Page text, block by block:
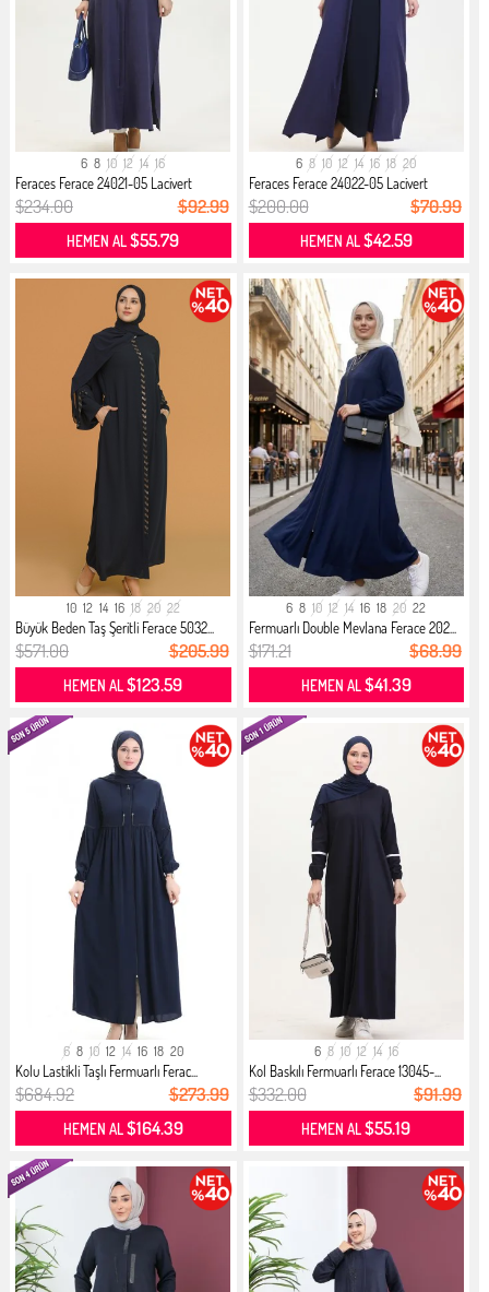
6 8 10 12 14 16
Feraces Ferace 24021-05 Lacivert
$234.00 $92.99
HEMEN AL$55.79
6 8 10 12 14 16 18 20
Feraces Ferace 24022-05 Lacivert
$200.00 $70.99
HEMEN AL$42.59
10 12 14 16 18 20 22
Büyük Beden Taş Şeritli Ferace 5032...
$571.00 $205.99
HEMEN AL$123.59
6 8 10 12 14 16 18 20 22
Fermuarlı Double Mevlana Ferace 202...
$171.21 $68.99
HEMEN AL$41.39
6 8 10 12 14 16 18 20
Kolu Lastikli Taşlı Fermuarlı Ferac...
$684.92 $273.99
HEMEN AL$164.39
6 8 10 12 14 16
Kol Baskılı Fermuarlı Ferace 13045-...
$332.00 $91.99
HEMEN AL$55.19